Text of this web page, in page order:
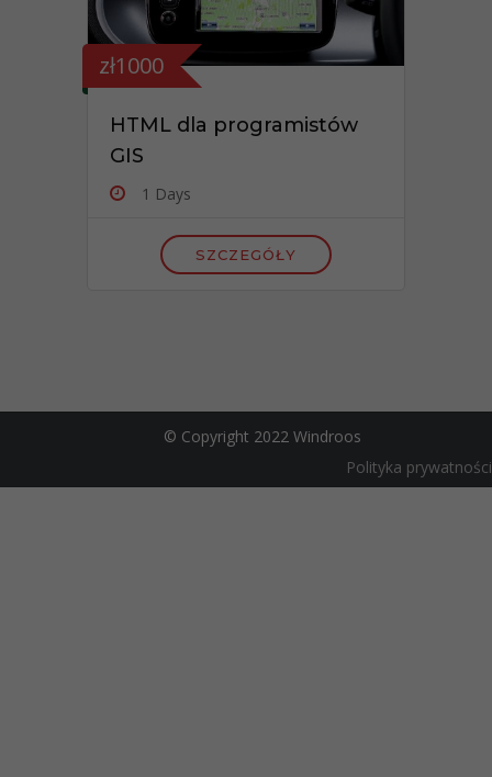
zł1000
HTML dla programistów
GIS
1 Days
SZCZEGÓŁY
© Copyright 2022 Windroos
Polityka prywatności